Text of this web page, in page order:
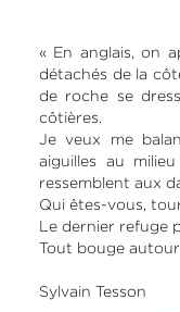
« En anglais, on
détachés de la
de roche se
côtières.
Je veux me
aiguilles au
ressemblent aux
Qui êtes-vous,
Le dernier refuge
Tout bouge
Sylvain Tesson